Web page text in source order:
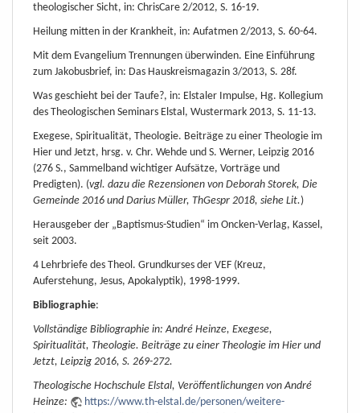
theologischer Sicht, in: ChrisCare 2/2012, S. 16-19.
Heilung mitten in der Krankheit, in: Aufatmen 2/2013, S. 60-64.
Mit dem Evangelium Trennungen überwinden. Eine Einführung
zum Jakobusbrief, in: Das Hauskreismagazin 3/2013, S. 28f.
Was geschieht bei der Taufe?, in: Elstaler Impulse, Hg. Kollegium
des Theologischen Seminars Elstal, Wustermark 2013, S. 11-13.
Exegese, Spiritualität, Theologie. Beiträge zu einer Theologie im
Hier und Jetzt, hrsg. v. Chr. Wehde und S. Werner, Leipzig 2016
(276 S., Sammelband wichtiger Aufsätze, Vorträge und
Predigten). (vgl. dazu die Rezensionen von Deborah Storek, Die
Gemeinde 2016 und Darius Müller, ThGespr 2018, siehe Lit.)
Herausgeber der „Baptismus-Studien“ im Oncken-Verlag, Kassel,
seit 2003.
4 Lehrbriefe des Theol. Grundkurses der VEF (Kreuz,
Auferstehung, Jesus, Apokalyptik), 1998-1999.
Bibliographie:
Vollständige Bibliographie in: André Heinze, Exegese,
Spiritualität, Theologie. Beiträge zu einer Theologie im Hier und
Jetzt, Leipzig 2016, S. 269-272.
Theologische Hochschule Elstal, Veröffentlichungen von André
Heinze:
https://www.th-elstal.de/personen/weitere-